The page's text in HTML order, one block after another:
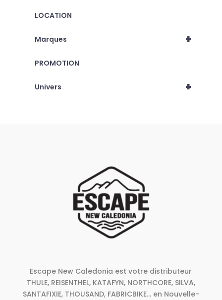
LOCATION
+
Marques
PROMOTION
+
Univers
Escape New Caledonia est votre distributeur
THULE, REISENTHEL, KATAFYN, NORTHCORE, SILVA,
SANTAFIXIE, THOUSAND, FABRICBIKE... en Nouvelle-